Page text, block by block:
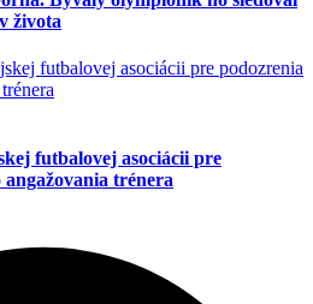
života
futbalovej asociácii pre
trénera